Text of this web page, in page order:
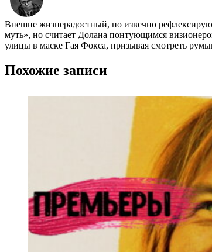
Внешне жизнерадостный, но извечно
муть», но считает Долана понтующимся
улицы в маске Гая Фокса, призывая смотреть
Похожие записи